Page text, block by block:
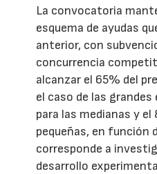
La convocatoria
esquema de ayudas
anterior, con
concurrencia
alcanzar el 65% del
el caso de las
para las medianas y el
pequeñas, en función
corresponde a
desarrollo